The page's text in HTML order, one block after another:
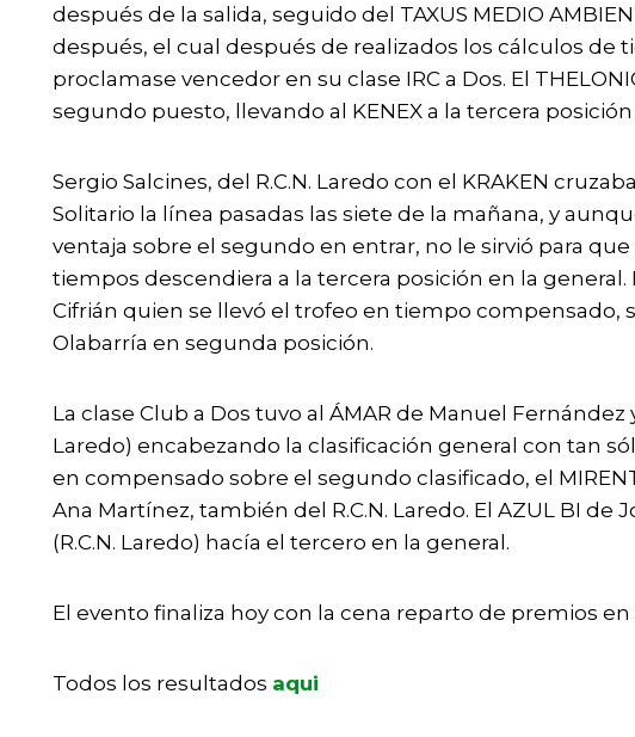
después de la salida, seguido del TAXUS MEDIO
después, el cual después de realizados los cálculos de
proclamase vencedor en su clase IRC a Dos. El
segundo puesto, llevando al KENEX a la tercera
Sergio Salcines, del R.C.N. Laredo con el KRAKEN
Solitario la línea pasadas las siete de la mañana, y
ventaja sobre el segundo en entrar, no le sirvió para
tiempos descendiera a la tercera posición en la general.
Cifrián quien se llevó el trofeo en tiempo compensado,
Olabarría en segunda posición.
La clase Club a Dos tuvo al ÁMAR de Manuel Fernández
Laredo) encabezando la clasificación general con tan
en compensado sobre el segundo clasificado, el
Ana Martínez, también del R.C.N. Laredo. El AZUL BI de
(R.C.N. Laredo) hacía el tercero en la general.
El evento finaliza hoy con la cena reparto de premios en
Todos los resultados aqui